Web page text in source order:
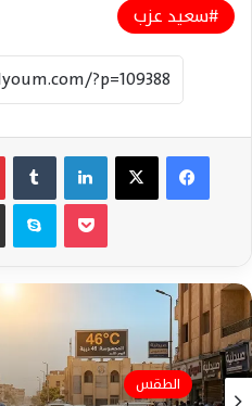
سعيد عزب
فيسبوك ‫X لينكدإن
سكايب
الطقس